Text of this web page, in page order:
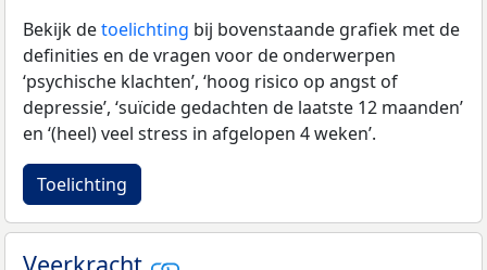
Bekijk detoelichting bij bovenstaande grafiek met de
definities en de vragen voor de onderwerpen
‘psychische klachten’, ‘hoog risico op angst of
depressie’, ‘suïcide gedachten de laatste 12 maanden’
en ‘(heel) veel stress in afgelopen 4 weken’.
Toelichting